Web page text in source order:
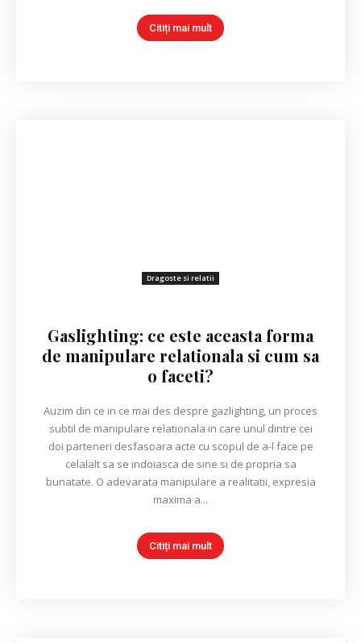
Citiți mai mult
Dragoste si relatii
Gaslighting: ce este aceasta forma
de manipulare relationala si cum sa
o faceti?
Auzim din ce in ce mai des despre gazlighting, un proces
subtil de manipulare relationala in care unul dintre cei
doi parteneri desfasoara acte cu scopul de a-l face pe
celalalt sa se indoiasca de sine si de propria sa
bunatate. O adevarata manipulare a realitatii, expresia
maxima a...
Citiți mai mult